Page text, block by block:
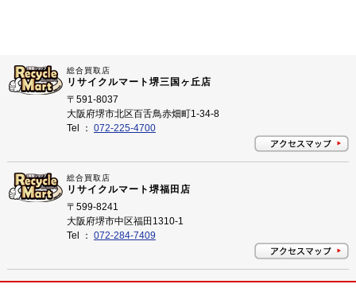
総合買取店
リサイクルマート堺三国ヶ丘店
〒591-8037
大阪府堺市北区百舌鳥赤畑町1-34-8
Tel ： 072-225-4700
総合買取店
リサイクルマート堺福田店
〒599-8241
大阪府堺市中区福田1310-1
Tel ： 072-284-7409